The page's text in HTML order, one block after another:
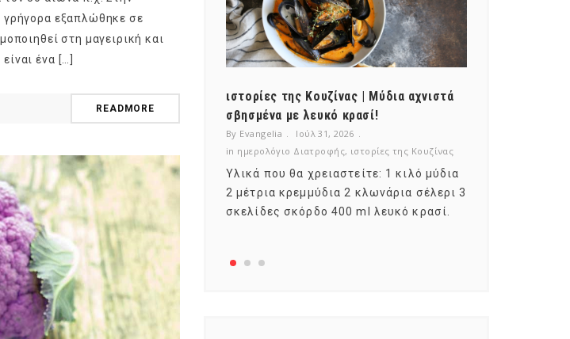
γρήγορα εξαπλώθηκε σε
στη μαγειρική και
ένα […]
READMORE
Διατροφής | Γνώριζες ότι,
περιέχει πολλές βιταμίνες;
με την ποικιλία τα πεπόνια
στο σχήμα, στο μέγεθος, στο
φλούδας και της σάρκας,
ιστορίες της Κουζίνας | Μύδια αχνιστά
σβησμένα με λευκό κρασί!
By Evangelia
Ιούλ 31, 2026
in ημερολόγιο Διατροφής, ιστορίες της Κουζίνας
Υλικά που θα χρειαστείτε: 1 κιλό μύδια
2 μέτρια κρεμμύδια 2 κλωνάρια σέλερι 3
σκελίδες σκόρδο 400 ml λευκό κρασί.